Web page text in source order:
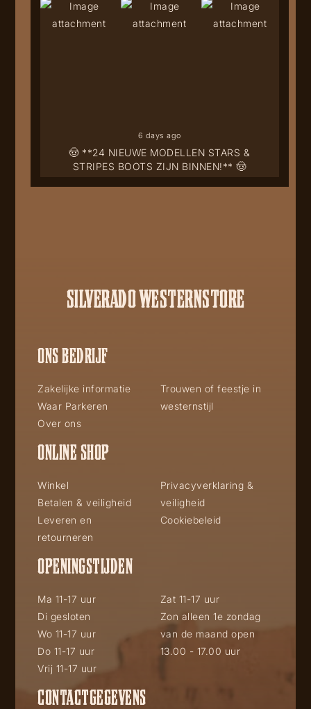
🤠 **24 NIEUWE MODELLEN STARS &
STRIPES BOOTS ZIJN BINNEN!** 🤠
6 days ago
SILVERADO WESTERNSTORE
ONS BEDRIJF
Zakelijke informatie
Waar Parkeren
Over ons
Trouwen of feestje in
westernstijl
ONLINE SHOP
Winkel
Betalen & veiligheid
Leveren en
retourneren
Privacyverklaring &
veiligheid
Cookiebeleid
OPENINGSTIJDEN
Ma 11-17 uur
Di gesloten
Wo 11-17 uur
Do 11-17 uur
Vrij 11-17 uur
Zat 11-17 uur
Zon alleen 1e zondag
van de maand open
13.00 - 17.00 uur
CONTACTGEGEVENS